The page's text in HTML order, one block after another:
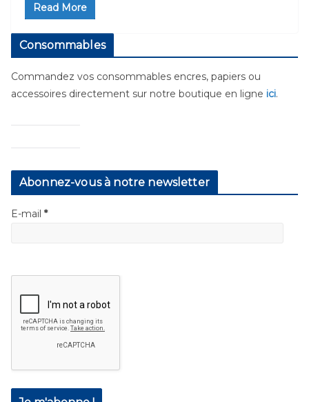
Read More
Consommables
Commandez vos consommables encres, papiers ou
accessoires directement sur notre boutique en ligne ici.
Abonnez-vous à notre newsletter
E-mail *